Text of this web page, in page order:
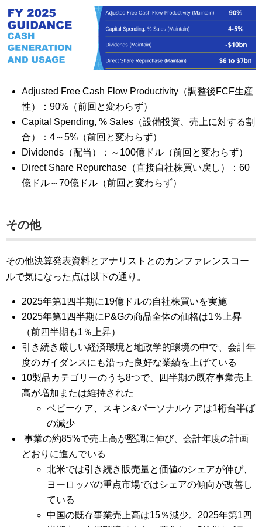
Adjusted Free Cash Flow Productivity（調整後FCF生産
性）：90%（前回と変わらず）
Capital Spending, % Sales（設備投資、売上に対する割
合）：4～5%（前回と変わらず）
Dividends（配当）：～100億ドル（前回と変わらず）
Direct Share Repurchase（直接自社株買い戻し）：60
億ドル～70億ドル（前回と変わらず）
その他
その他決算発表資料とアナリストとのカンファレンスコー
ルで気になった点は以下の通り。
2025年第1四半期に19億ドルの自社株買いを実施
2025年第1四半期にP&Gの商品全体の価格は1％上昇
（前四半期も1％上昇）
引き続き厳しい経済環境と地政学的環境の中で、会計年
度のガイダンスにも沿った良好な業績を上げている
10製品カテゴリーのうち8つで、四半期の既存事業売上
高が増加または維持された
ベビーケア、スキン&パーソナルケアは1桁台半ば
の減少
事業の約85%で売上高が堅調に伸び、会計年度の計画
どおりに進んでいる
北米では引き続き販売量と価値のシェアが伸び、
ヨーロッパの重点市場ではシェアの傾向が改善し
ている
中国の既存事業売上高は15％減少。2025年第1四